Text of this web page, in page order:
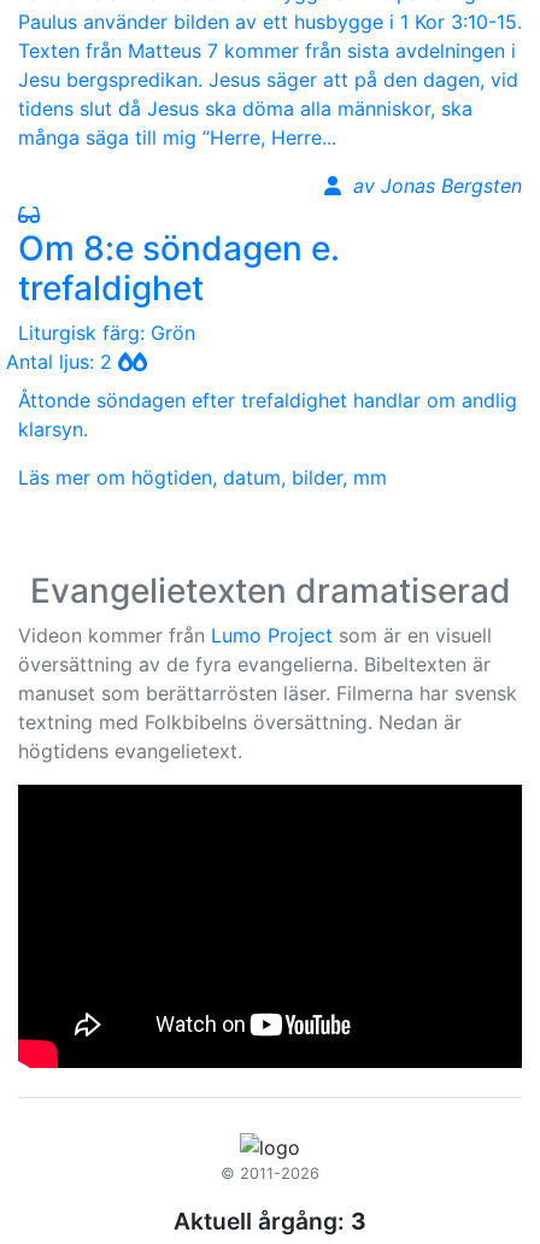
Paulus använder bilden av ett husbygge i 1 Kor 3:10-15.
Texten från Matteus 7 kommer från sista avdelningen i
Jesu bergspredikan. Jesus säger att på den dagen, vid
tidens slut då Jesus ska döma alla människor, ska
många säga till mig ”Herre, Herre...
av Jonas Bergsten
Om 8:e söndagen e.
trefaldighet
Liturgisk färg: Grön
Antal ljus: 2
Åttonde söndagen efter trefaldighet handlar om andlig
klarsyn.
Läs mer om högtiden, datum, bilder, mm
Evangelietexten dramatiserad
Videon kommer från Lumo Project som är en visuell
översättning av de fyra evangelierna. Bibeltexten är
manuset som berättarrösten läser. Filmerna har svensk
textning med Folkbibelns översättning. Nedan är
högtidens evangelietext.
© 2011-2026
Aktuell årgång: 3